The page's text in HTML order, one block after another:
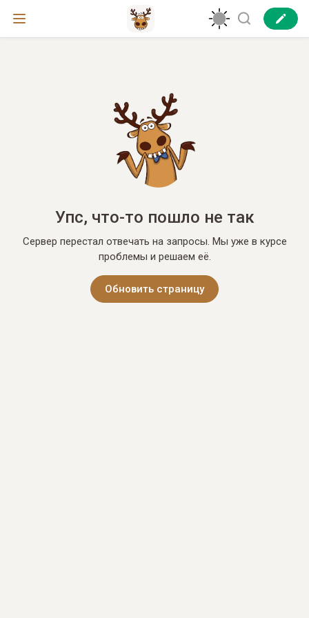
Упс, что-то пошло не так
Сервер перестал отвечать на запросы. Мы уже в курсе
проблемы и решаем её.
Обновить страницу